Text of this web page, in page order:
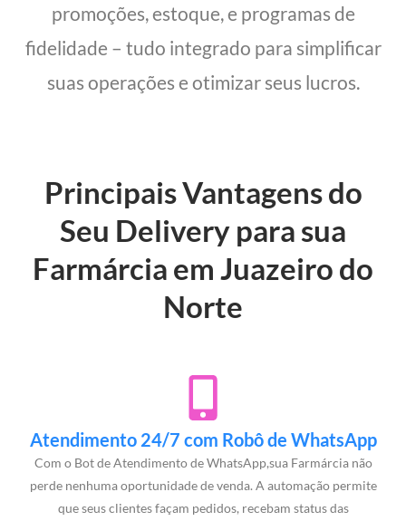
promoções, estoque, e programas de
fidelidade – tudo integrado para simplificar
suas operações e otimizar seus lucros.
Principais Vantagens do
Seu Delivery para sua
Farmárcia em Juazeiro do
Norte
Atendimento 24/7 com Robô de WhatsApp
Com o Bot de Atendimento de WhatsApp,sua Farmárcia não
perde nenhuma oportunidade de venda. A automação permite
que seus clientes façam pedidos, recebam status das